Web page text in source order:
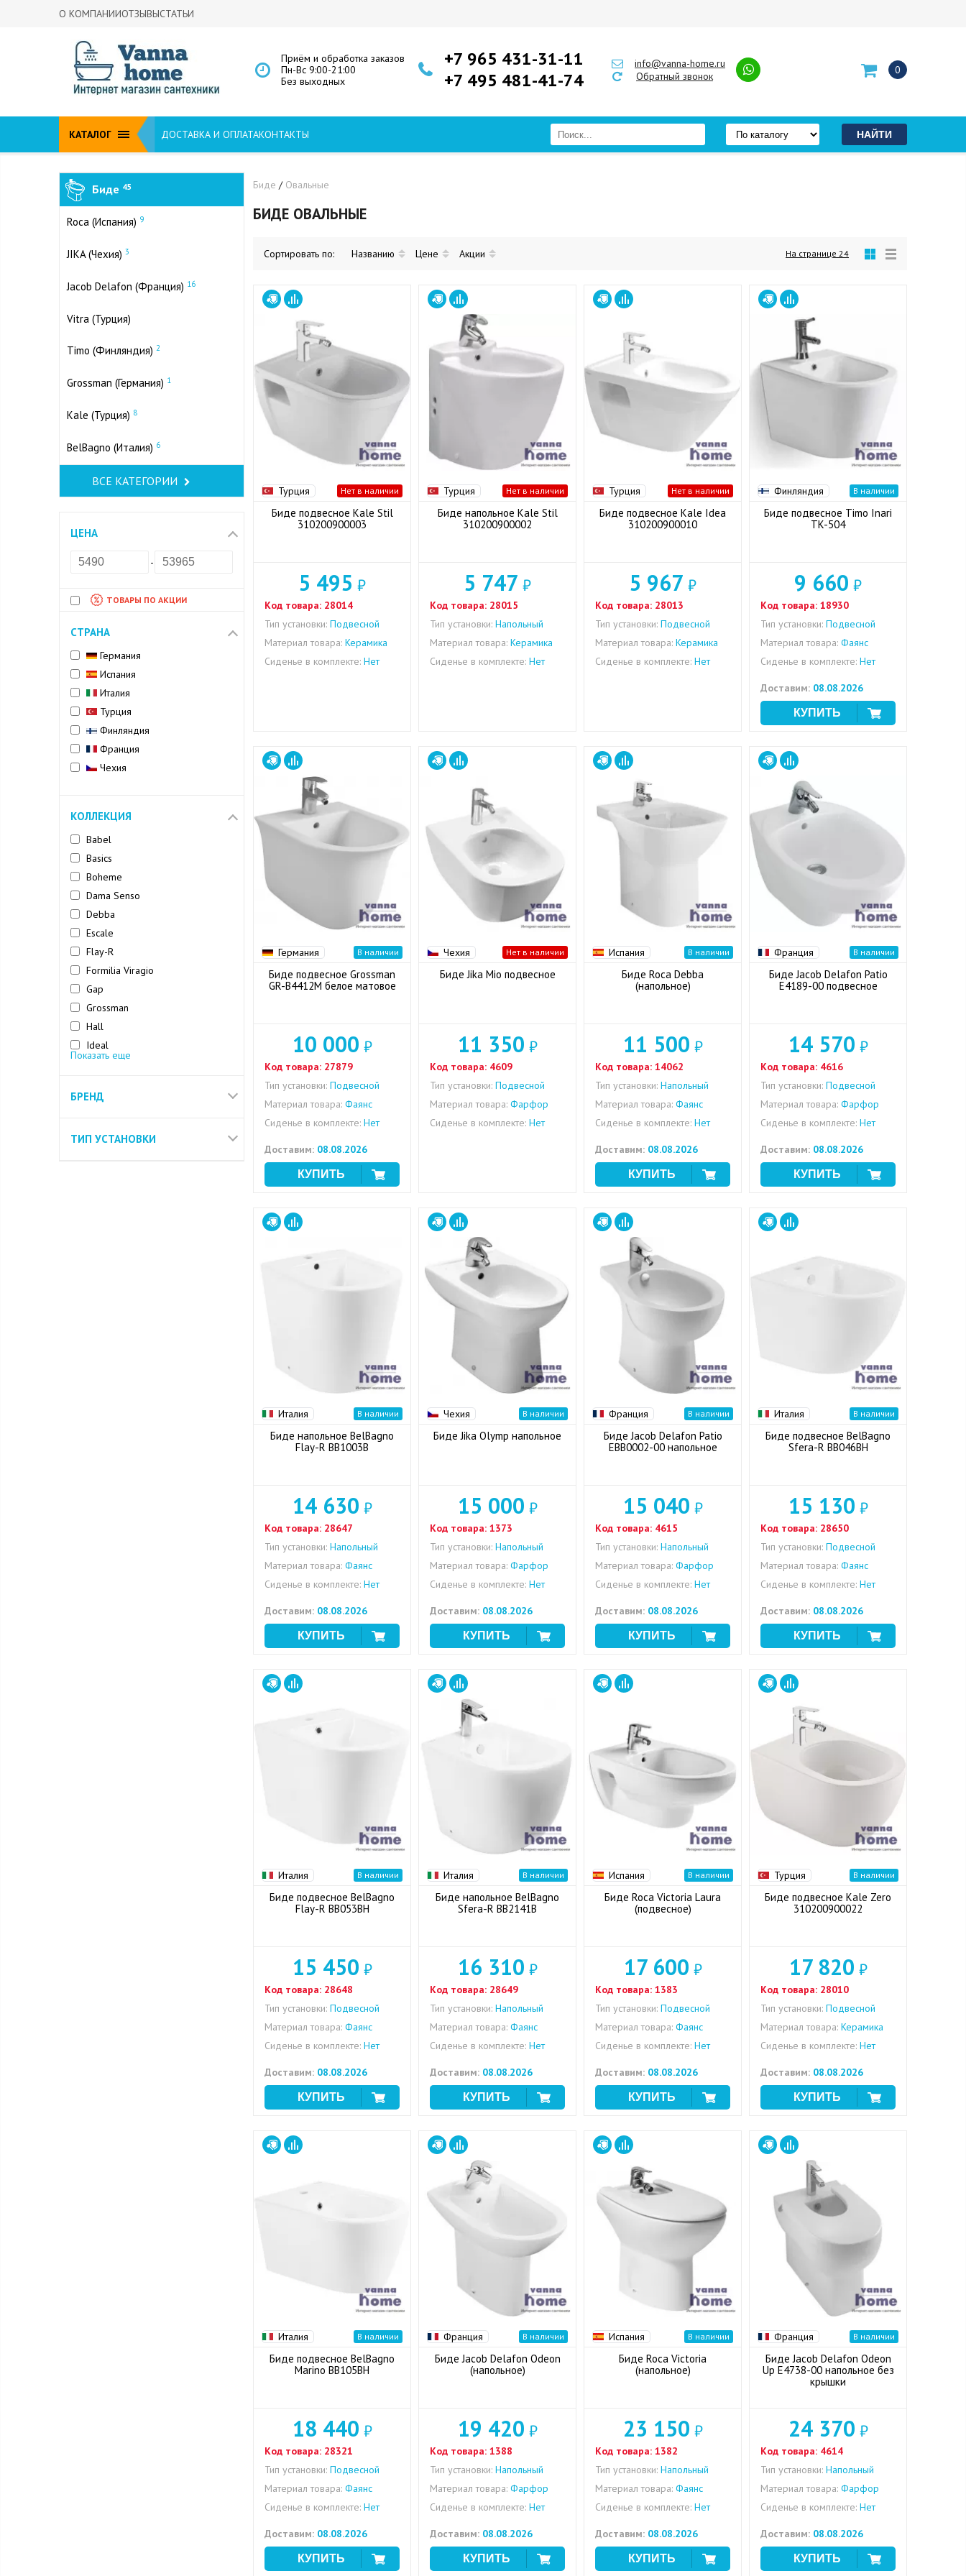
О КОМПАНИИОТЗЫВЫСТАТЬИ
Приём и обработка заказов
Пн-Вс 9:00-21:00
Без выходных
+7 965 431-31-11
+7 495 481-41-74
info@vanna-home.ru
Обратный звонок
0
КАТАЛОГ ДОСТАВКА И ОПЛАТАКОНТАКТЫ
Биде 45
Roca (Испания) 9
JIKA (Чехия) 3
Jacob Delafon (Франция) 16
Vitra (Турция)
Timo (Финляндия) 2
Grossman (Германия) 1
Kale (Турция) 8
BelBagno (Италия) 6
ВСЕ КАТЕГОРИИ
ЦЕНА
-
ТОВАРЫ ПО АКЦИИ
СТРАНА
Германия
Испания
Италия
Турция
Финляндия
Франция
Чехия
КОЛЛЕКЦИЯ
Babel
Basics
Boheme
Dama Senso
Debba
Escale
Flay-R
Formilia Viragio
Gap
Grossman
Hall
Ideal
Meridian-N
Показать еще
БРЕНД
ТИП УСТАНОВКИ
Биде / Овальные
БИДЕ ОВАЛЬНЫЕ
Сортировать по: Названию Цене Акции На странице 24
Турция Нет в наличии
Биде подвесное Kale Stil
310200900003
5 495 ₽
Код товара: 28014
Тип установки: Подвесной
Материал товара: Керамика
Сиденье в комплекте: Нет
Турция Нет в наличии
Биде напольное Kale Stil
310200900002
5 747 ₽
Код товара: 28015
Тип установки: Напольный
Материал товара: Керамика
Сиденье в комплекте: Нет
Турция Нет в наличии
Биде подвесное Kale Idea
310200900010
5 967 ₽
Код товара: 28013
Тип установки: Подвесной
Материал товара: Керамика
Сиденье в комплекте: Нет
Финляндия В наличии
Биде подвесное Timo Inari
TK-504
9 660 ₽
Код товара: 18930
Тип установки: Подвесной
Материал товара: Фаянс
Сиденье в комплекте: Нет
Доставим: 08.08.2026
Германия В наличии
Биде подвесное Grossman
GR-B4412M белое матовое
10 000 ₽
Код товара: 27879
Тип установки: Подвесной
Материал товара: Фаянс
Сиденье в комплекте: Нет
Доставим: 08.08.2026
Чехия Нет в наличии
Биде Jika Mio подвесное
11 350 ₽
Код товара: 4609
Тип установки: Подвесной
Материал товара: Фарфор
Сиденье в комплекте: Нет
Испания В наличии
Биде Roca Debba
(напольное)
11 500 ₽
Код товара: 14062
Тип установки: Напольный
Материал товара: Фаянс
Сиденье в комплекте: Нет
Доставим: 08.08.2026
Франция В наличии
Биде Jacob Delafon Patio
E4189-00 подвесное
14 570 ₽
Код товара: 4616
Тип установки: Подвесной
Материал товара: Фарфор
Сиденье в комплекте: Нет
Доставим: 08.08.2026
Италия В наличии
Биде напольное BelBagno
Flay-R BB1003B
14 630 ₽
Код товара: 28647
Тип установки: Напольный
Материал товара: Фаянс
Сиденье в комплекте: Нет
Доставим: 08.08.2026
Чехия В наличии
Биде Jika Olymp напольное
15 000 ₽
Код товара: 1373
Тип установки: Напольный
Материал товара: Фарфор
Сиденье в комплекте: Нет
Доставим: 08.08.2026
Франция В наличии
Биде Jacob Delafon Patio
EBB0002-00 напольное
15 040 ₽
Код товара: 4615
Тип установки: Напольный
Материал товара: Фарфор
Сиденье в комплекте: Нет
Доставим: 08.08.2026
Италия В наличии
Биде подвесное BelBagno
Sfera-R BB046BH
15 130 ₽
Код товара: 28650
Тип установки: Подвесной
Материал товара: Фаянс
Сиденье в комплекте: Нет
Доставим: 08.08.2026
Италия В наличии
Биде подвесное BelBagno
Flay-R BB053BH
15 450 ₽
Код товара: 28648
Тип установки: Подвесной
Материал товара: Фаянс
Сиденье в комплекте: Нет
Доставим: 08.08.2026
Италия В наличии
Биде напольное BelBagno
Sfera-R BB2141B
16 310 ₽
Код товара: 28649
Тип установки: Напольный
Материал товара: Фаянс
Сиденье в комплекте: Нет
Доставим: 08.08.2026
Испания В наличии
Биде Roca Victoria Laura
(подвесное)
17 600 ₽
Код товара: 1383
Тип установки: Подвесной
Материал товара: Фаянс
Сиденье в комплекте: Нет
Доставим: 08.08.2026
Турция В наличии
Биде подвесное Kale Zero
310200900022
17 820 ₽
Код товара: 28010
Тип установки: Подвесной
Материал товара: Керамика
Сиденье в комплекте: Нет
Доставим: 08.08.2026
Италия В наличии
Биде подвесное BelBagno
Marino BB105BH
18 440 ₽
Код товара: 28321
Тип установки: Подвесной
Материал товара: Фаянс
Сиденье в комплекте: Нет
Доставим: 08.08.2026
Франция В наличии
Биде Jacob Delafon Odeon
(напольное)
19 420 ₽
Код товара: 1388
Тип установки: Напольный
Материал товара: Фарфор
Сиденье в комплекте: Нет
Доставим: 08.08.2026
Испания В наличии
Биде Roca Victoria
(напольное)
23 150 ₽
Код товара: 1382
Тип установки: Напольный
Материал товара: Фаянс
Сиденье в комплекте: Нет
Доставим: 08.08.2026
Франция В наличии
Биде Jacob Delafon Odeon
Up E4738-00 напольное без
крышки
24 370 ₽
Код товара: 4614
Тип установки: Напольный
Материал товара: Фарфор
Сиденье в комплекте: Нет
Доставим: 08.08.2026